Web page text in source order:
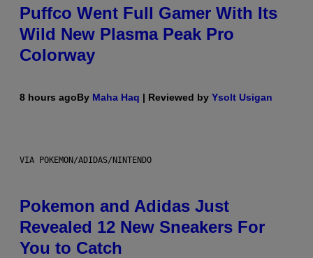
Puffco Went Full Gamer With Its
Wild New Plasma Peak Pro
Colorway
8 hours agoBy Maha Haq | Reviewed by Ysolt Usigan
VIA POKEMON/ADIDAS/NINTENDO
Pokemon and Adidas Just
Revealed 12 New Sneakers For
You to Catch